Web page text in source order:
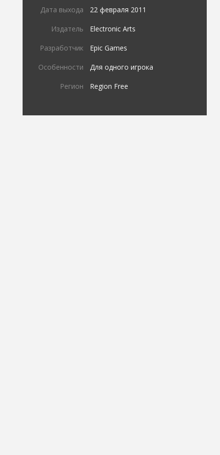
Дата выхода 22 февраля 2011
Издатель Electronic Arts
Разработчик Epic Games
Особенности Для одного игрока
Регион Region Free